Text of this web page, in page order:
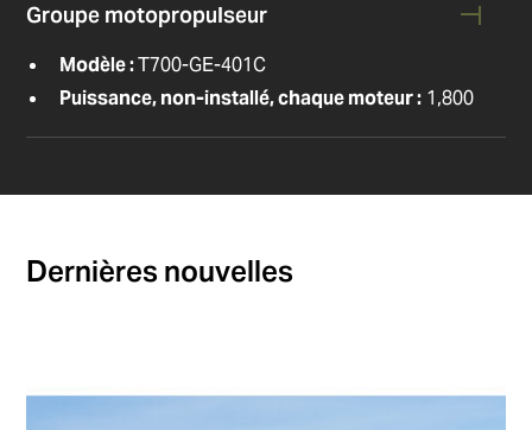
Groupe motopropulseur
Modèle :T700-GE-401C
Puissance, non-installé, chaque moteur : 1,800
Dernières nouvelles